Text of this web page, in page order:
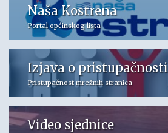
Naša Kostrena
Portal općinskog lista
Izjava o pristupačnosti
Pristupačnost mrežnih stranica
Video sjednice